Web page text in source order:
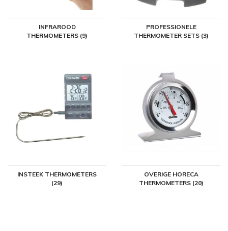
Bartscher Diepvries / koelkast thermometer
geschikt. Deze
+50 °C.
INFRAROOD
THERMOMETERS (9)
PROFESSIONELE
THERMOMETER SETS (3)
INSTEEK THERMOMETERS
(29)
OVERIGE HORECA
THERMOMETERS (20)